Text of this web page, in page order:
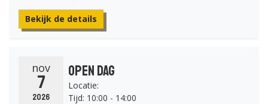
Bekijk de details
nov
7
2026
Open Dag
Locatie:
Tijd: 10:00 - 14:00